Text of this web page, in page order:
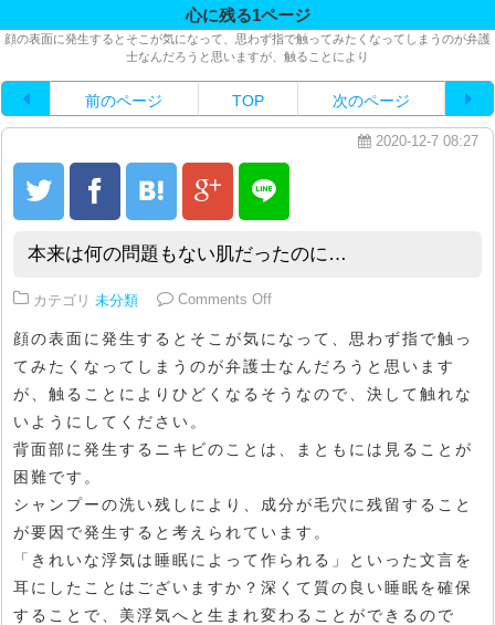
心に残る1ページ
顔の表面に発生するとそこが気になって、思わず指で触ってみたくなってしまうのが弁護
士なんだろうと思いますが、触ることにより
前のページ TOP 次のページ
2020-12-7 08:27
本来は何の問題もない肌だったのに…
カテゴリ 未分類 Comments Offon 本来は何の問題もない肌だっ
顔の表面に発生するとそこが気になって、思わず指で触っ
てみたくなってしまうのが弁護士なんだろうと思います
が、触ることによりひどくなるそうなので、決して触れな
いようにしてください。
背面部に発生するニキビのことは、まともには見ることが
困難です。
シャンプーの洗い残しにより、成分が毛穴に残留すること
が要因で発生すると考えられています。
「きれいな浮気は睡眠によって作られる」といった文言を
耳にしたことはございますか？深くて質の良い睡眠を確保
することで、美浮気へと生まれ変わることができるので